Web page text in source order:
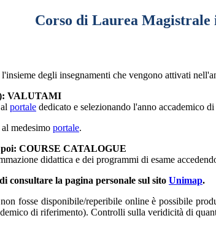
Corso di Laurea
degli insegnamenti che vengono attivati
VALUTAMI
portale dedicato e selezionando l'anno accademico di
medesimo portale.
poi: COURSE CATALOGUE
didattica e dei programmi di esame
consultare la pagina personale sul sito Unimap.
fosse disponibile/reperibile online è possibile
di riferimento). Controlli sulla veridicità di